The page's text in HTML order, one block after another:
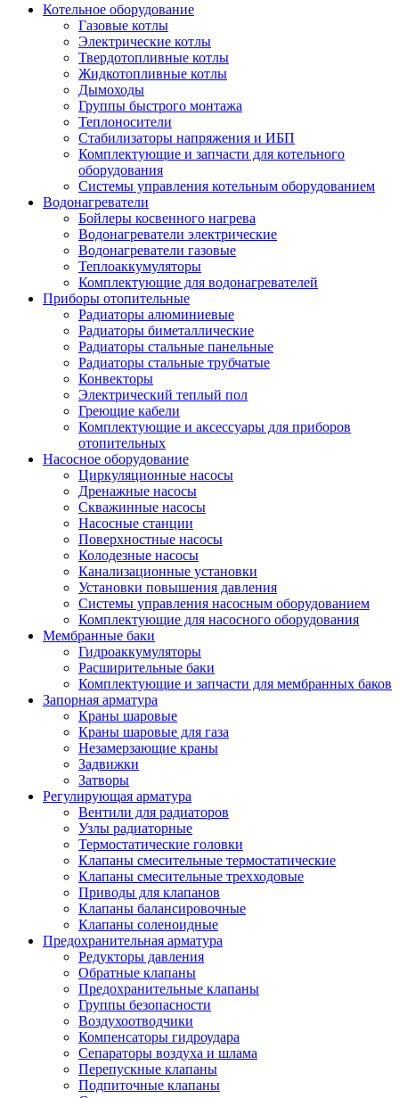
Котельное оборудование
Газовые котлы
Электрические котлы
Твердотопливные котлы
Жидкотопливные котлы
Дымоходы
Группы быстрого монтажа
Теплоносители
Стабилизаторы напряжения и ИБП
Комплектующие и запчасти для котельного
оборудования
Системы управления котельным оборудованием
Водонагреватели
Бойлеры косвенного нагрева
Водонагреватели электрические
Водонагреватели газовые
Теплоаккумуляторы
Комплектующие для водонагревателей
Приборы отопительные
Радиаторы алюминиевые
Радиаторы биметаллические
Радиаторы стальные панельные
Радиаторы стальные трубчатые
Конвекторы
Электрический теплый пол
Греющие кабели
Комплектующие и аксессуары для приборов
отопительных
Насосное оборудование
Циркуляционные насосы
Дренажные насосы
Скважинные насосы
Насосные станции
Поверхностные насосы
Колодезные насосы
Канализационные установки
Установки повышения давления
Системы управления насосным оборудованием
Комплектующие для насосного оборудования
Мембранные баки
Гидроаккумуляторы
Расширительные баки
Комплектующие и запчасти для мембранных баков
Запорная арматура
Краны шаровые
Краны шаровые для газа
Незамерзающие краны
Задвижки
Затворы
Регулирующая арматура
Вентили для радиаторов
Узлы радиаторные
Термостатические головки
Клапаны смесительные термостатические
Клапаны смесительные трехходовые
Приводы для клапанов
Клапаны балансировочные
Клапаны соленоидные
Предохранительная арматура
Редукторы давления
Обратные клапаны
Предохранительные клапаны
Группы безопасности
Воздухоотводчики
Компенсаторы гидроудара
Сепараторы воздуха и шлама
Перепускные клапаны
Подпиточные клапаны